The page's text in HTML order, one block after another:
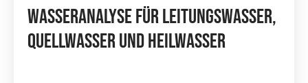
Wasseranalyse Für Leitungswasser,
Quellwasser Und Heilwasser